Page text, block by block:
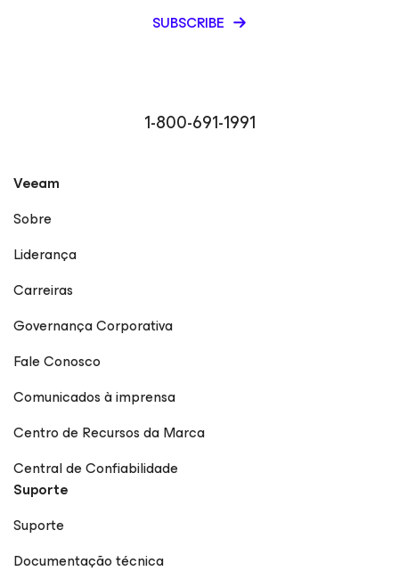
1-800-691-1991
SUBSCRIBE
Veeam
Sobre
Liderança
Carreiras
Governança Corporativa
Fale Conosco
Comunicados à imprensa
Centro de Recursos da Marca
Central de Confiabilidade
Suporte
Suporte
Documentação técnica